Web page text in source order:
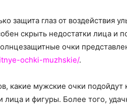
защита глаз от воздействия
скрыть недостатки лица и
очки
ochki-muzhskie/.
какие мужские очки
лица и фигуры. Более того,